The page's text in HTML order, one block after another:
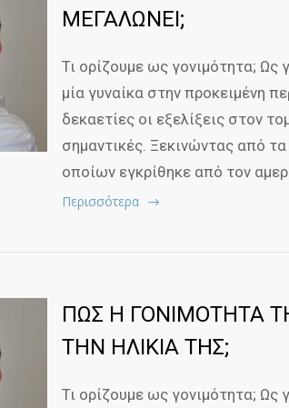
ΜΕΓΑΛΩΝΕΙ;
Τι ορίζουμε ως γονιμότητα; Ως
μία γυναίκα στην προκειμένη
δεκαετίες οι εξελίξεις στον
σημαντικές. Ξεκινώντας από
οποίων εγκρίθηκε από τον
Περισσότερα
ΠΩΣ Η ΓΟΝΙΜΟΤΗΤΑ
ΤΗΝ ΗΛΙΚΙΑ ΤΗΣ;
Τι ορίζουμε ως γονιμότητα; Ως